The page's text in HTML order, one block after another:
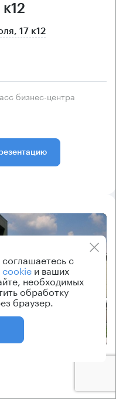
17 к12
бизнес-центра
с
cookieи ваших
необходимых
обработку
браузер.